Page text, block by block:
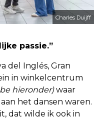
Charles Duijff
passie.”
del Inglés, Gran
in winkelcentrum
hieronder)waar
het dansen waren.
dat wilde ik ook in